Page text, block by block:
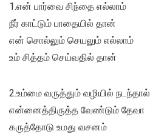
1.என் பார்வை சிந்தை எல்லாம்
நீர் காட்டும் பாதையில் தான்
என் சொல்லும் செயலும் எல்லாம்
உம் சித்தம் செய்வதில் தான்
2.உம்மை வருத்தும் வழியில் நடந்தால்
என்னைத்திருத்த வேண்டும் தேவா
கருத்தோடு உமது வசனம்